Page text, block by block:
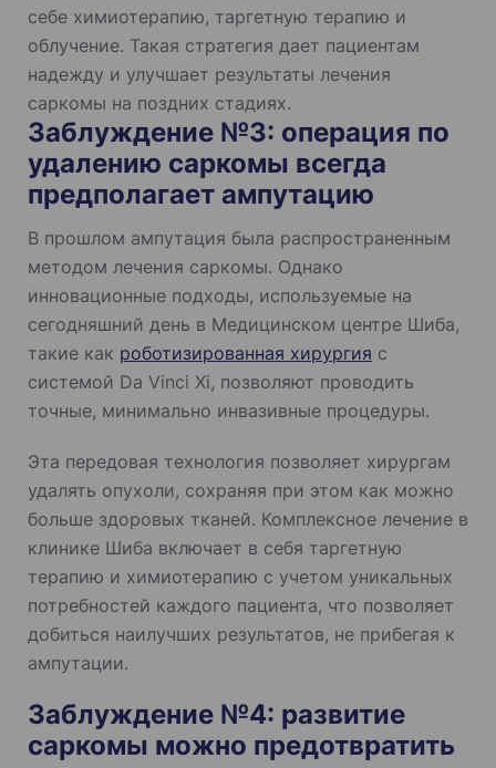
себе химиотерапию, таргетную терапию и
облучение. Такая стратегия дает пациентам
надежду и улучшает результаты лечения
саркомы на поздних стадиях.
Заблуждение №3: операция по
удалению саркомы всегда
предполагает ампутацию
В прошлом ампутация была распространенным
методом лечения саркомы. Однако
инновационные подходы, используемые на
сегодняшний день в Медицинском центре Шиба,
такие как роботизированная хирургия с
системой Da Vinci Xi, позволяют проводить
точные, минимально инвазивные процедуры.
Эта передовая технология позволяет хирургам
удалять опухоли, сохраняя при этом как можно
больше здоровых тканей. Комплексное лечение в
клинике Шиба включает в себя таргетную
терапию и химиотерапию с учетом уникальных
потребностей каждого пациента, что позволяет
добиться наилучших результатов, не прибегая к
ампутации.
Заблуждение №4: развитие
саркомы можно предотвратить